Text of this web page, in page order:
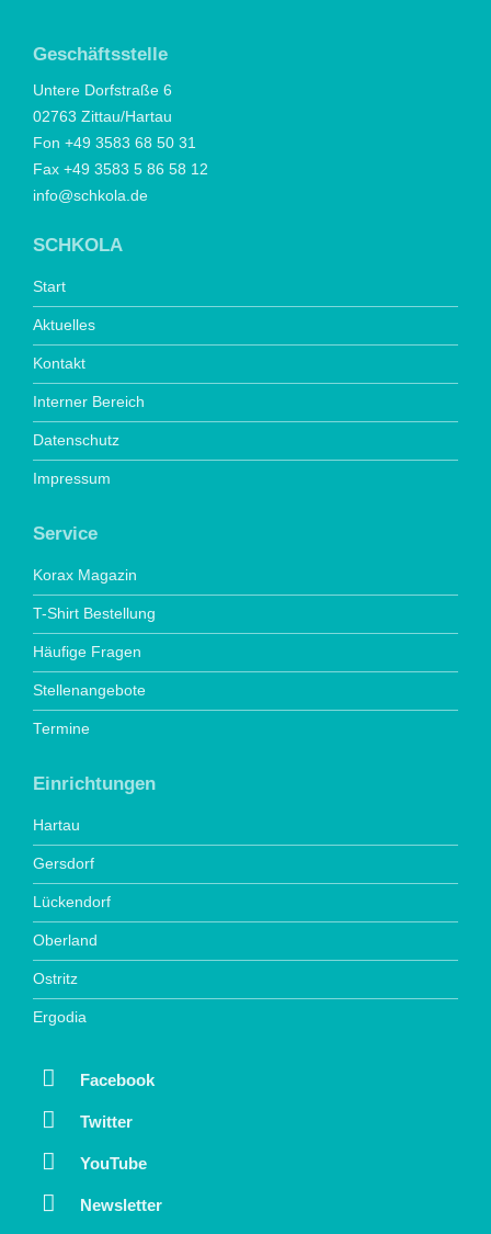
Geschäftsstelle
Untere Dorfstraße 6
02763 Zittau/Hartau
Fon +49 3583 68 50 31
Fax +49 3583 5 86 58 12
info@schkola.de
SCHKOLA
Start
Aktuelles
Kontakt
Interner Bereich
Datenschutz
Impressum
Service
Korax Magazin
T-Shirt Bestellung
Häufige Fragen
Stellenangebote
Termine
Einrichtungen
Hartau
Gersdorf
Lückendorf
Oberland
Ostritz
Ergodia
Facebook
Twitter
YouTube
Newsletter